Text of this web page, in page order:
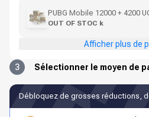
PUBG Mobile 12000 + 4200
OUT OF STOC k
Afficher plus de
3 Sélectionner le moyen de
Débloquez de grosses réductions,